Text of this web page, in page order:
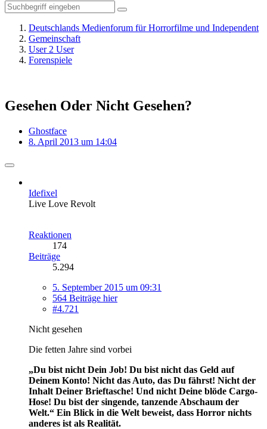
Deutschlands Medienforum für Horrorfilme und Independent
Gemeinschaft
User 2 User
Forenspiele
Gesehen Oder Nicht Gesehen?
Ghostface
8. April 2013 um 14:04
Idefixel
Live Love Revolt
Reaktionen
174
Beiträge
5.294
5. September 2015 um 09:31
564 Beiträge hier
#4.721
Nicht gesehen
Die fetten Jahre sind vorbei
„Du bist nicht Dein Job! Du bist nicht das Geld auf
Deinem Konto! Nicht das Auto, das Du fährst! Nicht der
Inhalt Deiner Brieftasche! Und nicht Deine blöde Cargo-
Hose! Du bist der singende, tanzende Abschaum der
Welt.“ Ein Blick in die Welt beweist, dass Horror nichts
anderes ist als Realität.